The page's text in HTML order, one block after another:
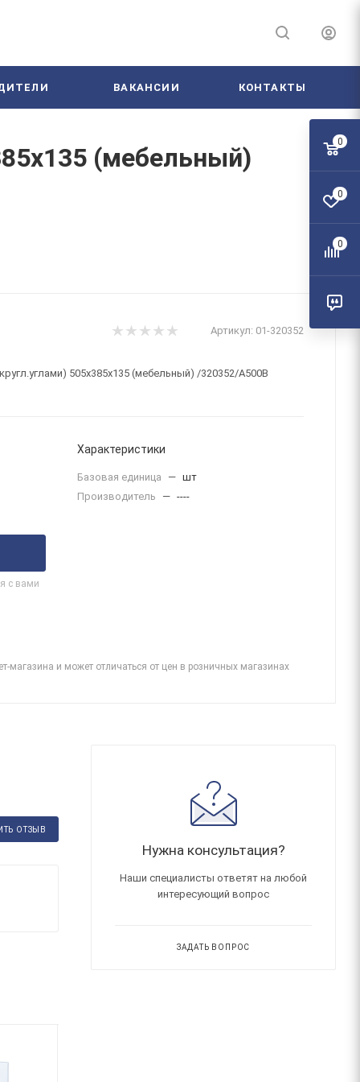
ВАКАНСИИ КОНТАКТЫ
(мебельный)
Артикул: 01-320352
505х385х135 (мебельный) /320352/A500B
с вами
Характеристики
Базовая единица — шт
Производитель
— ----
магазина и может отличаться от цен в розничных магазинах
ОТЗЫВ
Нужна консультация?
Наши специалисты ответят на любой
интересующий вопрос
ЗАДАТЬ ВОПРОС
0
0
0